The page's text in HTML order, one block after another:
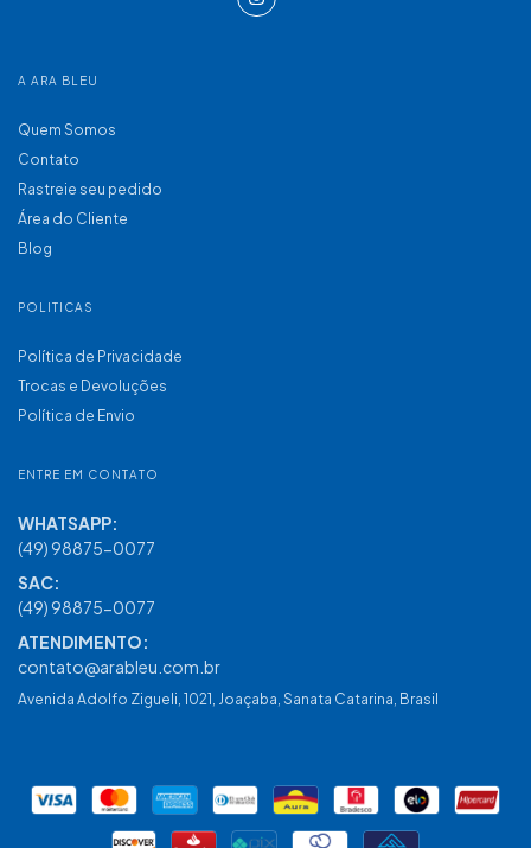
A ARA BLEU
Quem Somos
Contato
Rastreie seu pedido
Área do Cliente
Blog
POLITICAS
Política de Privacidade
Trocas e Devoluções
Política de Envio
ENTRE EM CONTATO
(49) 98875-0077
contato@arableu.com.br
Avenida Adolfo Zigueli, 1021, Joaçaba, Sanata Catarina, Brasil